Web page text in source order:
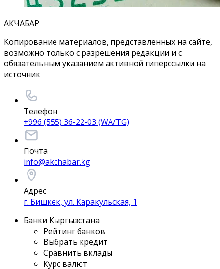
АКЧАБАР
Копирование материалов, представленных на сайте,
возможно только с разрешения редакции и с
обязательным указанием активной гиперссылки на
источник
Телефон
+996 (555) 36-22-03 (WA/TG)
Почта
info@akchabar.kg
Адрес
г. Бишкек, ул. Каракульская, 1
Банки Кыргызстана
Рейтинг банков
Выбрать кредит
Сравнить вклады
Курс валют